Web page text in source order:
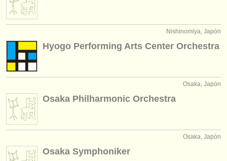
Nishinomiya, Japón
Hyogo Performing Arts Center Orchestra
Osaka, Japón
Osaka Philharmonic Orchestra
Osaka, Japón
Osaka Symphoniker